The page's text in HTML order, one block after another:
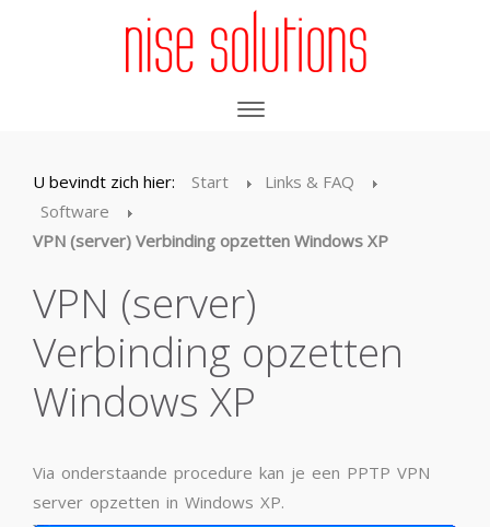
U bevindt zich hier: Start
Links & FAQ
Software
VPN (server) Verbinding opzetten Windows XP
VPN (server)
Verbinding opzetten
Windows XP
Via onderstaande procedure kan je een PPTP VPN
server opzetten in Windows XP.